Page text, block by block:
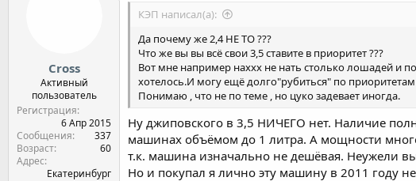
и
Cross
Активный
пользователь
Регистрация
6 Апр 2015
Сообщения
337
Возраст
60
Адрес
Екатеринбург
КЭП написал(а):
Да почему же 2,4 НЕ ТО ???
Что же вы вы всё свои 3,5 ставите в приоритет ???
Вот мне например наххх не нать столько лошадей и
хотелось.И могу ещё долго"рубиться" по приоритетам
Понимаю , что не по теме , но цуко задевает иногда.
Ну джиповского в 3,5 НИЧЕГО нет. Наличие
машинах объёмом до 1 литра. А мощности
т.к. машина изначально не дешёвая. Неужели
Но и покупал я лично эту машину в 2011 году